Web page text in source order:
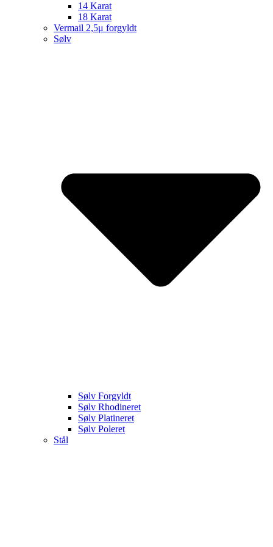
14 Karat
18 Karat
Vermail 2,5μ forgyldt
Sølv
Sølv Forgyldt
Sølv Rhodineret
Sølv Platineret
Sølv Poleret
Stål